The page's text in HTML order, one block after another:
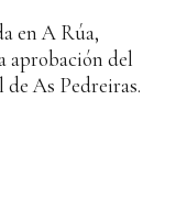
en A Rúa,
aprobación del
As Pedreiras.